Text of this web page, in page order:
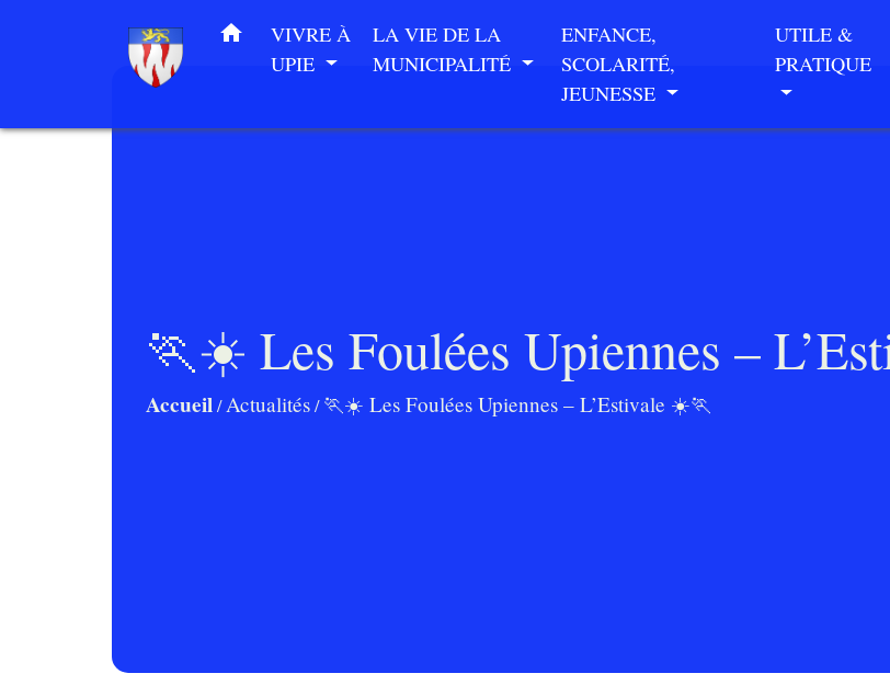
home
VIVRE À
UPIE
LA VIE DE LA
MUNICIPALITÉ
ENFANCE,
SCOLARITÉ,
JEUNESSE
UTILE &
PRATIQUE
🏃☀️ Les Foulées Upiennes –
Accueil/Actualités/🏃☀️ Les Foulées Upiennes – L’Estivale ☀️🏃